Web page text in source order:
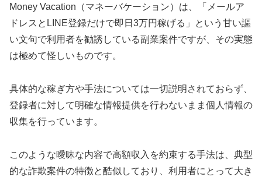
Money Vacation（マネーバケーション）は、「メールア
ドレスとLINE登録だけで即日3万円稼げる」という甘い謳
い文句で利用者を勧誘している副業案件ですが、その実態
は極めて怪しいものです。
具体的な稼ぎ方や手法については一切説明されておらず、
登録者に対して明確な情報提供を行わないまま個人情報の
収集を行っています。
このような曖昧な内容で高額収入を約束する手法は、典型
的な詐欺案件の特徴と酷似しており、利用者にとって大き